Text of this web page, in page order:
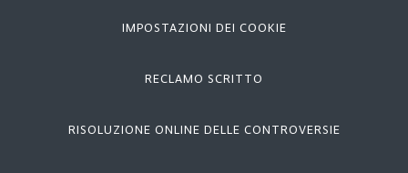
IMPOSTAZIONI DEI COOKIE
RECLAMO SCRITTO
RISOLUZIONE ONLINE DELLE CONTROVERSIE